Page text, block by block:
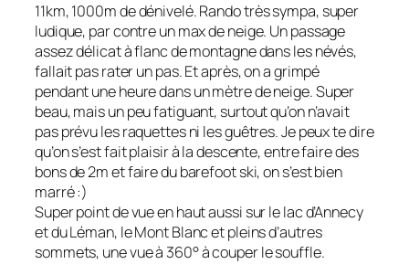
11km, 1000m de dénivelé. Rando très sympa, super
ludique, par contre un max de neige. Un passage
assez délicat à flanc de montagne dans les névés,
fallait pas rater un pas. Et après, on a grimpé
pendant une heure dans un mètre de neige. Super
beau, mais un peu fatiguant, surtout qu’on n’avait
pas prévu les raquettes ni les guêtres. Je peux te dire
qu’on s’est fait plaisir à la descente, entre faire des
bons de 2m et faire du barefoot ski, on s’est bien
marré :)
Super point de vue en haut aussi sur le lac d’Annecy
et du Léman, le Mont Blanc et pleins d’autres
sommets, une vue à 360° à couper le souffle.